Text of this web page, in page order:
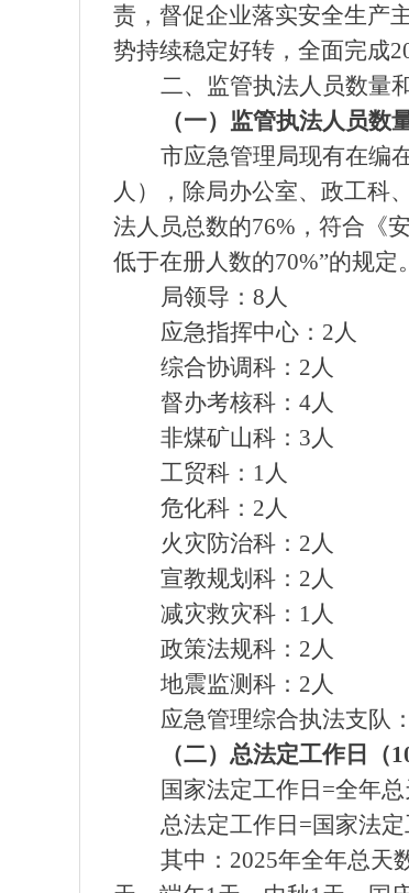
责，督促企业落实安全生产
势持续稳定好转，全面完成
二、监管执法人员数量
（一）监管执法人员数
市应急管理局现有在编
人），除局办公室、政工科
法人员总数的76%，符合《
低于在册人数的70%”的规定
局领导：8人
应急指挥中心：2人
综合协调科：2人
督办考核科：4人
非煤矿山科：3人
工贸科：1人
危化科：2人
火灾防治科：2人
宣教规划科：2人
减灾救灾科：1人
政策法规科：2人
地震监测科：2人
应急管理综合执法支队：
（二）总法定工作日（
国家法定工作日=全年
总法定工作日=国家法
其中：2025年全年总天